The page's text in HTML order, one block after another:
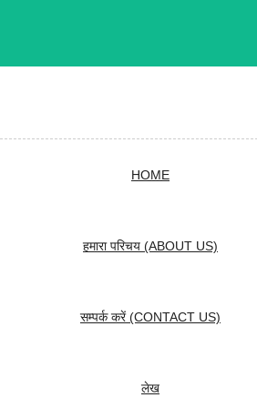
HOME
हमारा परिचय (ABOUT US)
सम्पर्क करें (CONTACT US)
लेख